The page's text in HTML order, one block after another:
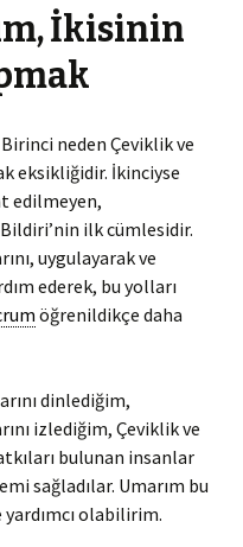
İkisinin
neden Çeviklik ve
eksikliğidir. İkinciyse
edilmeyen,
ilk cümlesidir.
uygulayarak ve
ederek, bu yolları
öğrenildikçe daha
dinlediğim,
izlediğim, Çeviklik ve
bulunan insanlar
sağladılar. Umarım bu
olabilirim.